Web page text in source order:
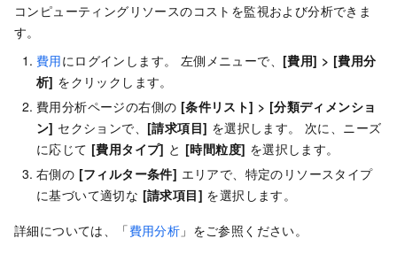
コンピューティングリソースのコストを監視および分析できま
す。
費用にログインします。 左側メニューで、 [費用] > [費用分
析] をクリックします。
費用分析ページの右側の [条件リスト] > [分類ディメンショ
ン] セクションで、 [請求項目] を選択します。 次に、ニーズ
に応じて [費用タイプ] と [時間粒度] を選択します。
右側の [フィルター条件] エリアで、特定のリソースタイプ
に基づいて適切な [請求項目] を選択します。
詳細については、「費用分析 」をご参照ください。